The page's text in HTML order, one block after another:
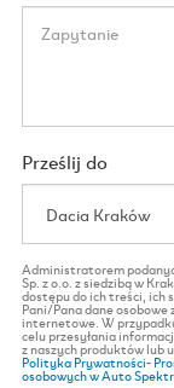
Prześlij do
Administratorem
Sp. z o.o. z siedzibą w
dostępu do ich treści, ich
Pani/Pana dane
internetowe. W
celu przesyłania
z naszych produktów lub
Polityka Prywatności-
osobowych w Auto